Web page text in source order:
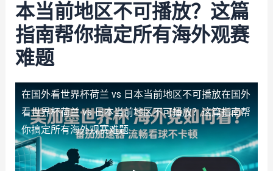
本当前地区不可播放？这篇
指南帮你搞定所有海外观赛
难题
在国外看世界杯荷兰 vs 日本当前地区不可播放在国外
看世界杯荷兰 vs 日本当前地区不可播放？这篇指南帮
你搞定所有海外观赛难题